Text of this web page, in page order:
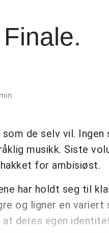
de selv vil.
musikk. Siste
for ambisiøst.
har holdt seg til
og ligner en
at deres egen